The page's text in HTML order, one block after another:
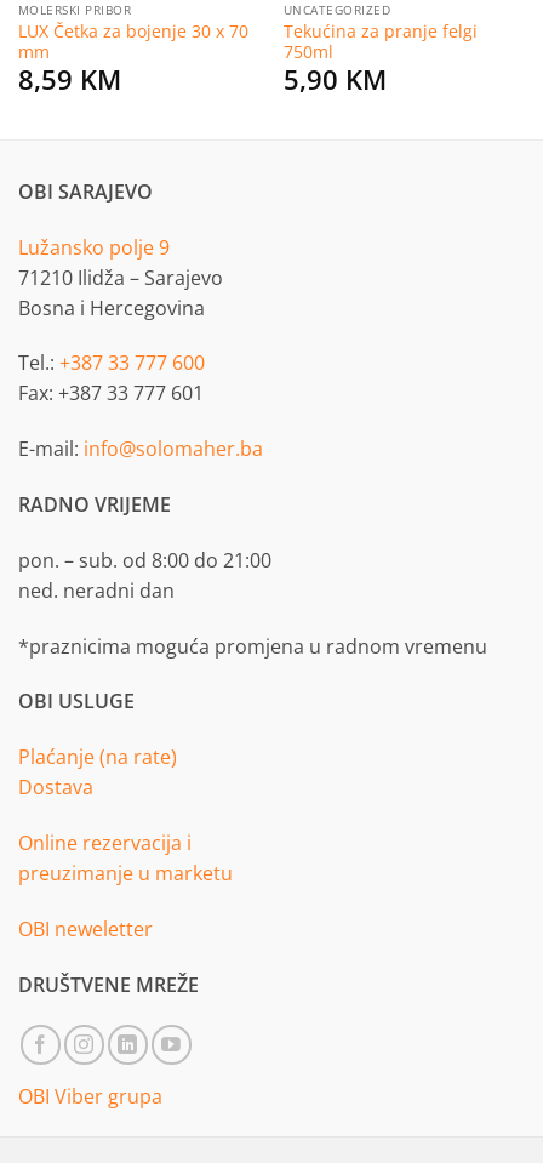
MOLERSKI PRIBOR
LUX Četka za bojenje 30 x 70
mm
8,59 KM
UNCATEGORIZED
Tekućina za pranje felgi
750ml
5,90 KM
OBI SARAJEVO
Lužansko polje 9
71210 Ilidža – Sarajevo
Bosna i Hercegovina
Tel.: +387 33 777 600
Fax: +387 33 777 601
E-mail: info@solomaher.ba
RADNO VRIJEME
pon. – sub. od 8:00 do 21:00
ned. neradni dan
*praznicima moguća promjena u radnom vremenu
OBI USLUGE
Plaćanje (na rate)
Dostava
Online rezervacija i
preuzimanje u marketu
OBI neweletter
DRUŠTVENE MREŽE
OBI Viber grupa